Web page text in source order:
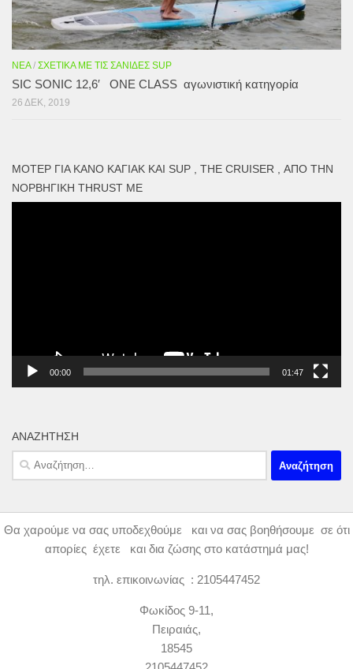
ΝΈΑ/ ΣΧΕΤΙΚΆ ΜΕ ΤΙΣ ΣΑΝΊΔΕΣ SUP
SIC SONIC 12,6′ ONE CLASS αγωνιστική κατηγορία
26 ΔΕΚ, 2019
ΜΟΤΕΡ ΓΙΑ ΚΑΝΌ ΚΑΓΙΑΚ ΚΑΙ SUP , THE CRUISER , ΑΠΌ ΤΗΝ
ΝΟΡΒΗΓΙΚΉ THRUST ME
00:00 01:47
ΑΝΑΖΉΤΗΣΗ
Αναζήτηση
για:
Θα χαρούμε να σας υποδεχθούμε και να σας βοηθήσουμε σε ότι
απορίες έχετε και δια ζώσης στο κατάστημά μας!
τηλ. επικοινωνίας : 2105447452
Φωκίδος 9-11,
Πειραιάς,
18545